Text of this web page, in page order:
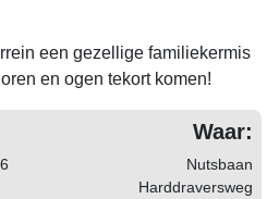
een gezellige familiekermis
en ogen tekort komen!
Waar:
Nutsbaan
Harddraversweg